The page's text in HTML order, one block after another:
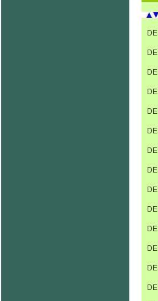
DE
DE
DE
DE
DE
DE
DE
DE
DE
DE
DE
DE
DE
DE